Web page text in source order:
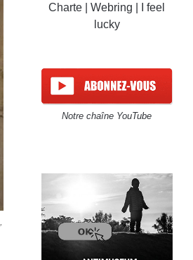
Charte |Webring
I feel
lucky
Notre chaîne YouTube